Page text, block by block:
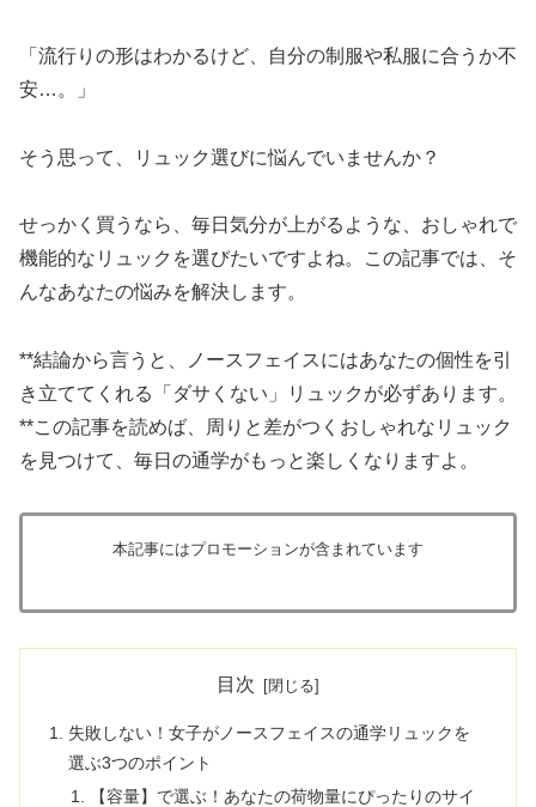
「流行りの形はわかるけど、自分の制服や私服に合うか不
安…。」
そう思って、リュック選びに悩んでいませんか？
せっかく買うなら、毎日気分が上がるような、おしゃれで
機能的なリュックを選びたいですよね。この記事では、そ
んなあなたの悩みを解決します。
**結論から言うと、ノースフェイスにはあなたの個性を引
き立ててくれる「ダサくない」リュックが必ずあります。
**この記事を読めば、周りと差がつくおしゃれなリュック
を見つけて、毎日の通学がもっと楽しくなりますよ。
本記事にはプロモーションが含まれています
目次
失敗しない！女子がノースフェイスの通学リュックを
選ぶ3つのポイント
【容量】で選ぶ！あなたの荷物量にぴったりのサイ